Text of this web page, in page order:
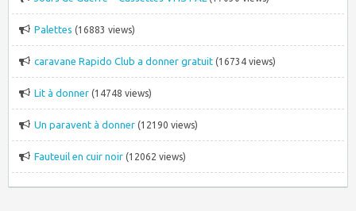
Palettes (16883 views)
caravane Rapido Club a donner gratuit (16734 views)
Lit à donner (14748 views)
Un paravent à donner (12190 views)
Fauteuil en cuir noir (12062 views)